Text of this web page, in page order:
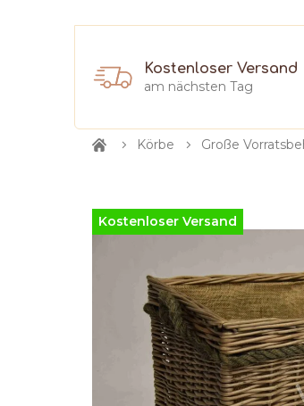
Kostenloser Versand
am nächsten Tag
Startseite
Körbe Große
Kostenloser Versand